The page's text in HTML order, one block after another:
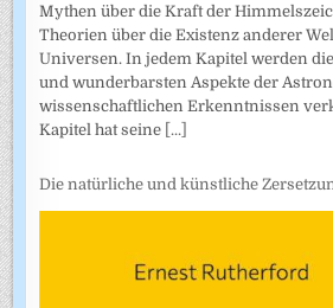
Mythen über die Kraft der
Theorien über die Existenz anderer
Universen. In jedem Kapitel werden
und wunderbarsten Aspekte der
wissenschaftlichen Erkenntnissen
Kapitel hat seine [...]
Die natürliche und künstliche